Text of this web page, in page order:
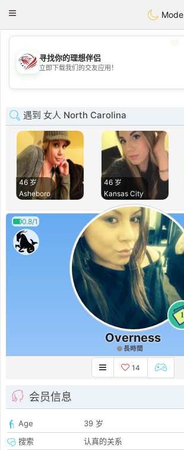
Dating
Toggle
Mode
💖
💕
寻找你的理想伴侣
立即下载我们的交友应用！
遇到 女人 North Carolina
46 岁
Asheboro
46 岁
Kansas City
0.8/1
1
Overness
長時間
14
会员信息
Age
39 岁
搜索
认真的关系